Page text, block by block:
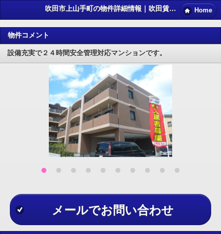
吹田市上山手町の物件詳細情報｜吹田賃貸マンション情報NET Home
物件コメント
設備充実で２４時間安全管理対応マンションです。
メールでお問い合わせ